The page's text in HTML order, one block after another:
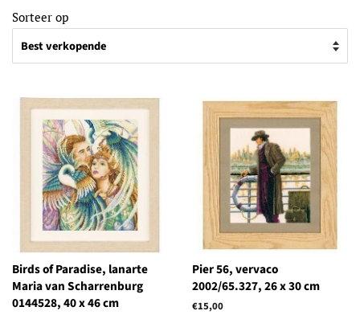
Sorteer op
Birds of Paradise, lanarte
Maria van Scharrenburg
0144528, 40 x 46 cm
Pier 56, vervaco
2002/65.327, 26 x 30 cm
Normale
€15,00